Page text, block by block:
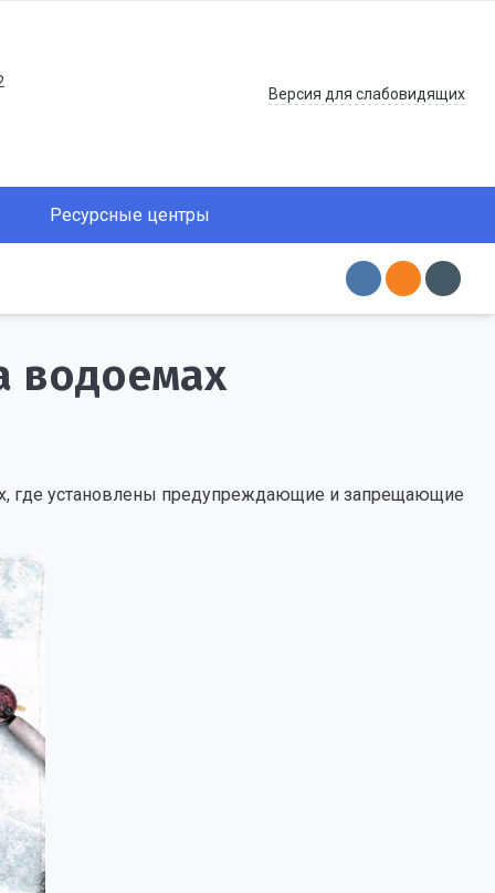
Версия для слабовидящих
Ресурсные центры
водоемах
где установлены предупреждающие и запрещающие